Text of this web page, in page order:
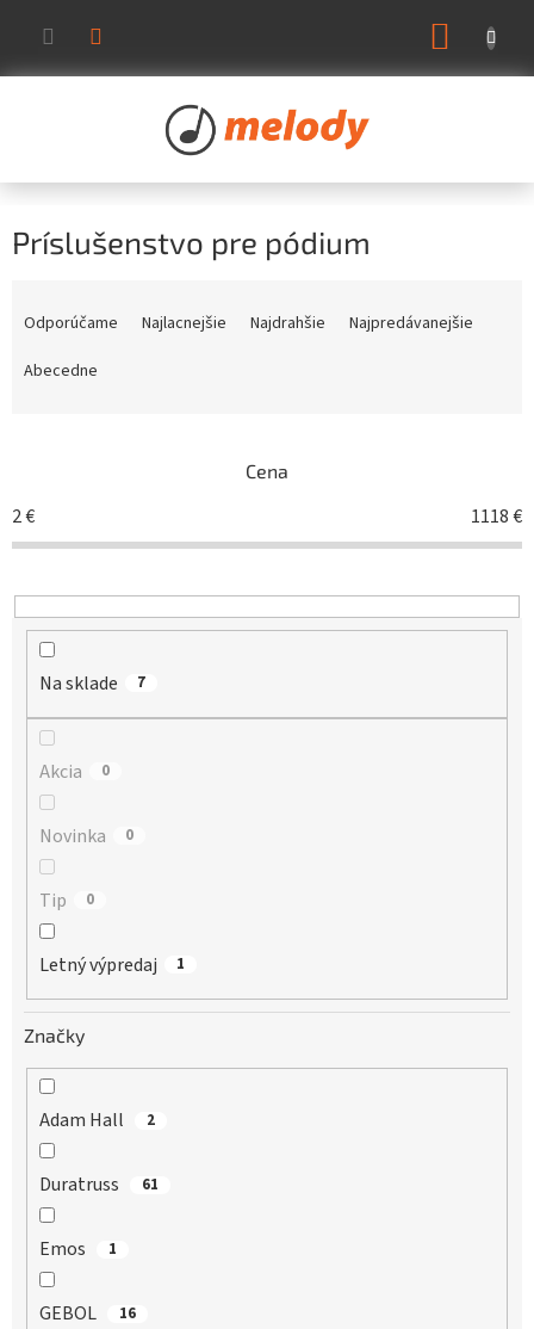
obsah
Príslušenstvo pre pódium
o
d
Odporúčame Najlacnejšie Najdrahšie
Najpredávanejšie
Abecedne
Cena
2€ 1118€
Na sklade 7
Akcia 0
Novinka 0
Tip 0
Letný výpredaj 1
Značky
Adam Hall 2
Duratruss 61
Emos 1
GEBOL 16